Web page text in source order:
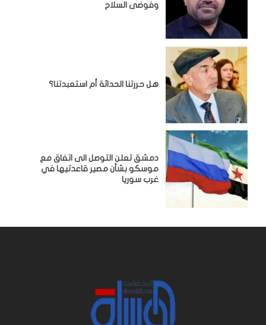
وفوضى السلاح
هل حررتنا الحداثة أم استعبدتنا؟
دمشق تعلن التوصل الى اتفاق مع
موسكو بشأن مصير قاعدتيها في
غرب سوريا